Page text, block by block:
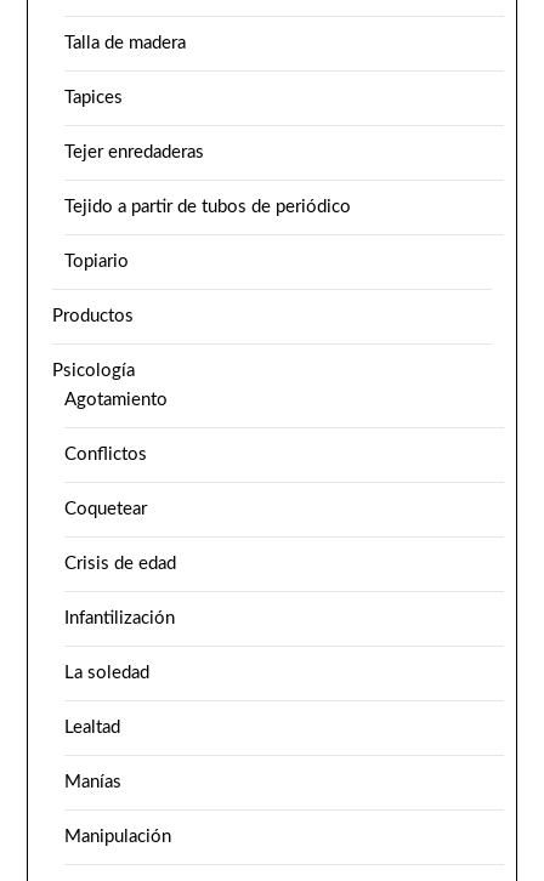
Talla de madera
Tapices
Tejer enredaderas
Tejido a partir de tubos de periódico
Topiario
Productos
Psicología
Agotamiento
Conflictos
Coquetear
Crisis de edad
Infantilización
La soledad
Lealtad
Manías
Manipulación